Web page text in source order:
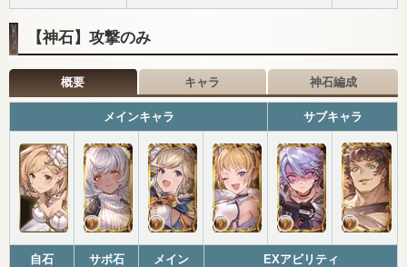
【神石】攻撃のみ
概要 キャラ 神石編成
メインキャラ サブキャラ
自石 サポ石 メイン EXアビリティ